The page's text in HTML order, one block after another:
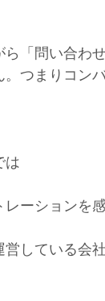
「問い合わ
つまりコン
は
ーションを
している会